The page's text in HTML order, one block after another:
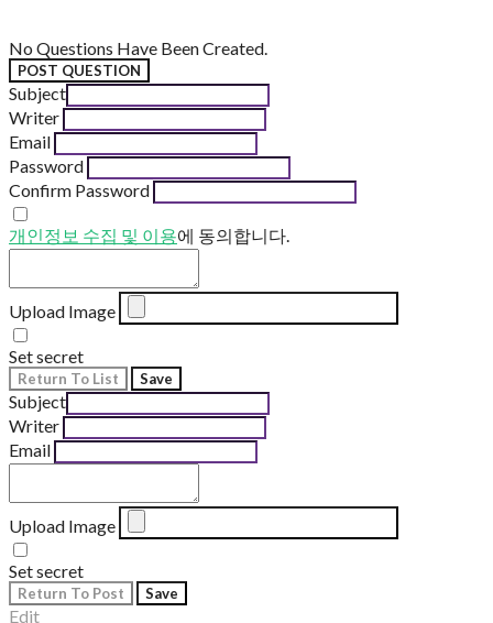
No Questions Have Been Created.
POST QUESTION
Subject
Writer
Email
Password
Confirm Password
개인정보 수집 및 이용에 동의합니다.
Upload Image
Set secret
Return To List Save
Subject
Writer
Email
Upload Image
Set secret
Return To Post Save
Edit